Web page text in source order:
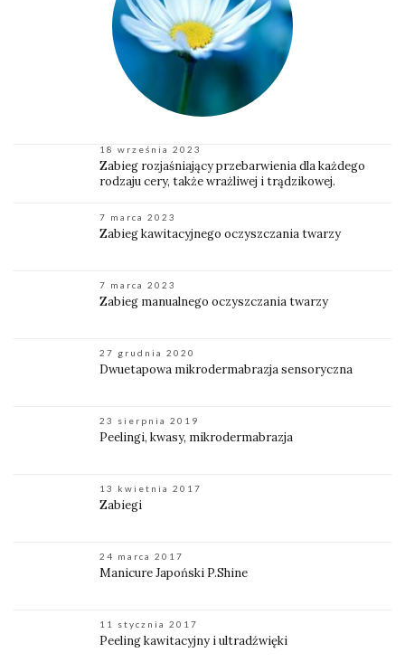
18 września 2023
Zabieg rozjaśniający przebarwienia dla każdego
rodzaju cery, także wrażliwej i trądzikowej.
7 marca 2023
Zabieg kawitacyjnego oczyszczania twarzy
7 marca 2023
Zabieg manualnego oczyszczania twarzy
27 grudnia 2020
Dwuetapowa mikrodermabrazja sensoryczna
23 sierpnia 2019
Peelingi, kwasy, mikrodermabrazja
13 kwietnia 2017
Zabiegi
24 marca 2017
Manicure Japoński P.Shine
11 stycznia 2017
Peeling kawitacyjny i ultradźwięki